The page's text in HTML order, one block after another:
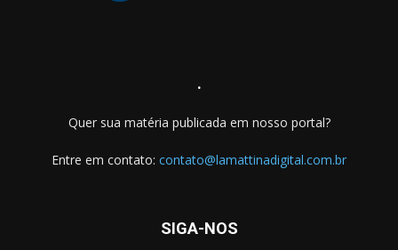
.
Quer sua matéria publicada em nosso portal?
Entre em contato: contato@lamattinadigital.com.br
SIGA-NOS